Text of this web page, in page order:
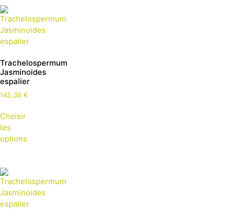
Trachelospermum
Jasminoides
espalier
145,30 €
Choisir
les
options